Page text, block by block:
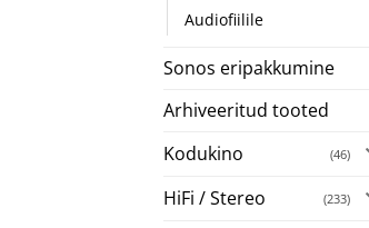
Audiofiilile
Sonos eripakkumine
Arhiveeritud tooted
Kodukino (46)
HiFi / Stereo (233)